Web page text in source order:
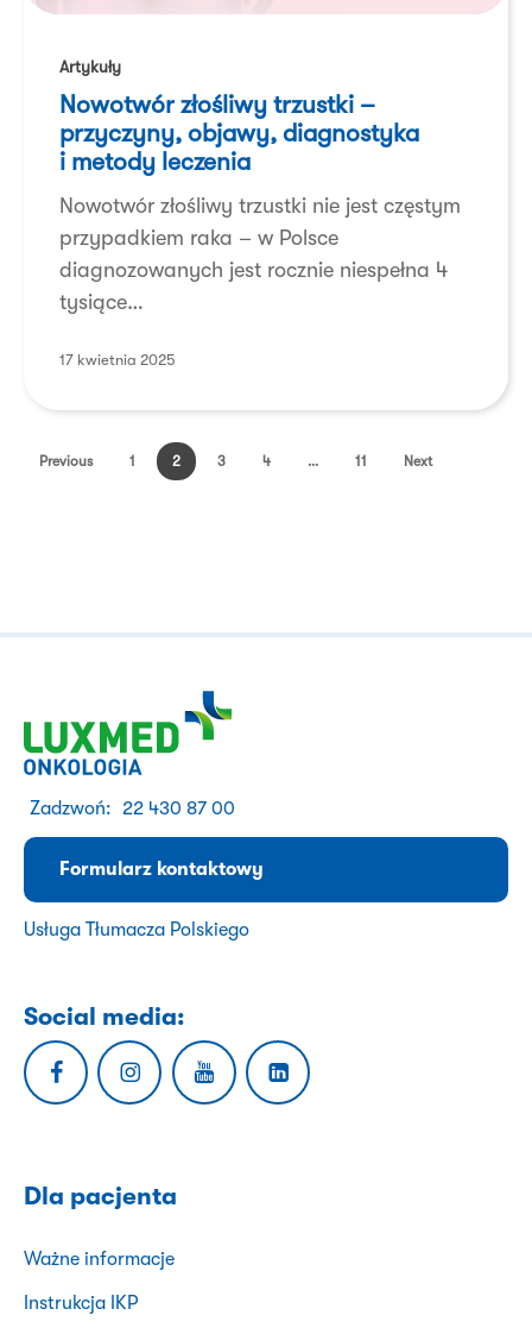
złośliwy
trzustki
przyczyny,
i metody
leczenia
Artykuły
Nowotwór złośliwy trzustki –
przyczyny, objawy, diagnostyka
i metody leczenia
Nowotwór złośliwy trzustki nie jest częstym
przypadkiem raka – w Polsce
diagnozowanych jest rocznie niespełna 4
tysiące…
17 kwietnia 2025
Previous 1 2 3 4 … 11 Next
Zadzwoń: 22 430 87 00
Formularz kontaktowy
Usługa Tłumacza Polskiego
Social media:
Dla pacjenta
Ważne informacje
Instrukcja IKP